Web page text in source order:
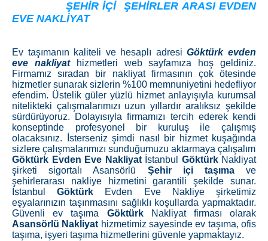
ŞEHİR İÇİ ŞEHİRLER ARASI EVDEN
EVE NAKLİYAT
Ev taşımanın kaliteli ve hesaplı adresiGöktürk evden
eve nakliyathizmetleri web sayfamıza hoş geldiniz.
Firmamız sıradan bir nakliyat firmasının çok ötesinde
hizmetler sunarak sizlerin %100 memnuniyetini hedefliyor
efendim. Üstelik güler yüzlü hizmet anlayışıyla kurumsal
nitelikteki çalışmalarımızı uzun yıllardır aralıksız şekilde
sürdürüyoruz. Dolayısıyla firmamızı tercih ederek kendi
konseptinde profesyonel bir kuruluş ile çalışmış
olacaksınız. İsterseniz şimdi nasıl bir hizmet kuşağında
sizlere çalışmalarımızı sunduğumuzu aktarmaya çalışalım
Göktürk Evden Eve Nakliyat İstanbul Göktürk Nakliyat
şirketi sigortalı Asansörlü Şehir içi taşıma ve
şehirlerarası nakliye hizmetini garantili şekilde sunar.
İstanbulGöktürk Evden Eve Nakliye şirketimiz
eşyalarınızın taşınmasını sağlıklı koşullarda yapmaktadır.
Güvenli ev taşıma Göktürk
Nakliyat firması olarak
Asansörlü Nakliyat hizmetimiz sayesinde ev taşıma, ofis
taşıma, işyeri taşıma hizmetlerini güvenle yapmaktayız.